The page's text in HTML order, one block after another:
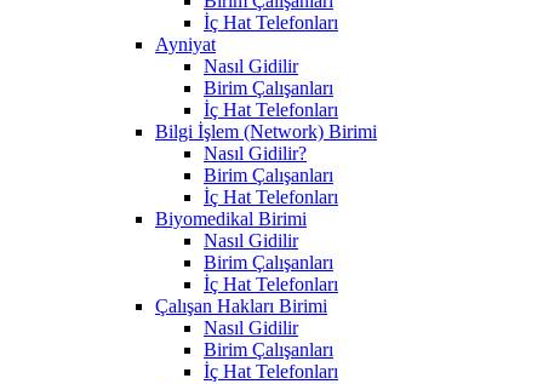
İç Hat Telefonları
Ayniyat
Nasıl Gidilir
Birim Çalışanları
İç Hat Telefonları
Bilgi İşlem (Network) Birimi
Nasıl Gidilir?
Birim Çalışanları
İç Hat Telefonları
Biyomedikal Birimi
Nasıl Gidilir
Birim Çalışanları
İç Hat Telefonları
Çalışan Hakları Birimi
Nasıl Gidilir
Birim Çalışanları
İç Hat Telefonları